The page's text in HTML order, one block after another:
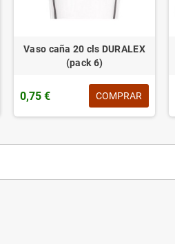
Vaso caña 20 cls DURALEX
(pack 6)
0,75 € COMPRAR